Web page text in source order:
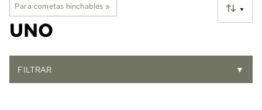
Para cometas hinchables ‪» ▼
UNO
FILTRAR ▼